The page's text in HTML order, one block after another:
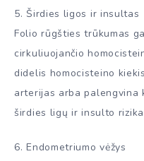
5. Širdies ligos ir insultas
Folio rūgšties trūkumas
cirkuliuojančio
didelis homocisteino
arterijas arba palengvina
širdies ligų ir insulto
6. Endometriumo vėžys